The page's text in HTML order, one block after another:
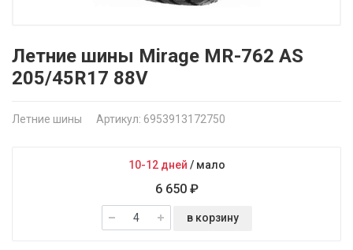
Летние шины Mirage MR-762 AS
205/45R17 88V
Летние шины Артикул: 6953913172750
10-12 дней / мало
6 650 ₽
в корзину